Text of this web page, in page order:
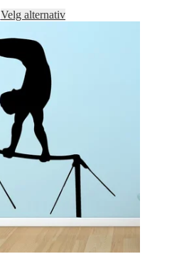
Velg alternativDette